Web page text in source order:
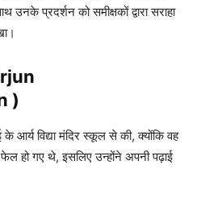
प्रदर्शन को समीक्षकों द्वारा सराहा
)
विद्या मंदिर स्कूल से की, क्योंकि वह
में फेल हो गए थे, इसलिए उन्होंने अपनी पढ़ाई